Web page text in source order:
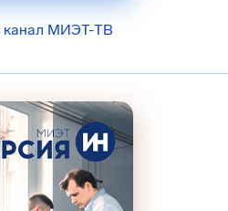
канал МИЭТ-ТВ